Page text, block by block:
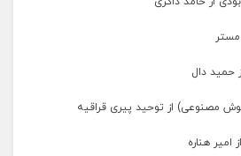
مستر
حمید دال
مصنوعی) از توحید پیری قراقیه
امیر هناره